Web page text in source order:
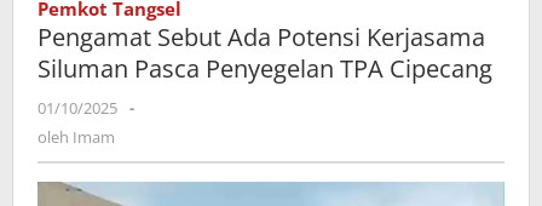
Potensi
Kerjasama
Siluman
TPA
Cipecang
Pemkot Tangsel
Pengamat Sebut Ada Potensi Kerjasama
Siluman Pasca Penyegelan TPA Cipecang
01/10/2025 oleh
-
oleh Imam